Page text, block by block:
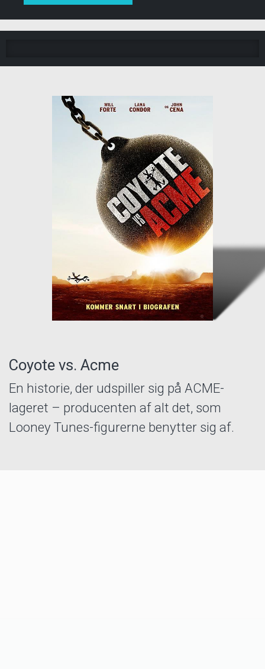
Coyote vs. Acme
En historie, der udspiller sig på ACME-
lageret – producenten af alt det, som
Looney Tunes-figurerne benytter sig af.